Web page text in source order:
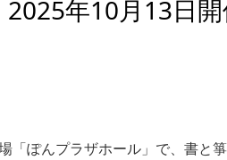
2025年10月13日
「ぽんプラザホール」で、書と